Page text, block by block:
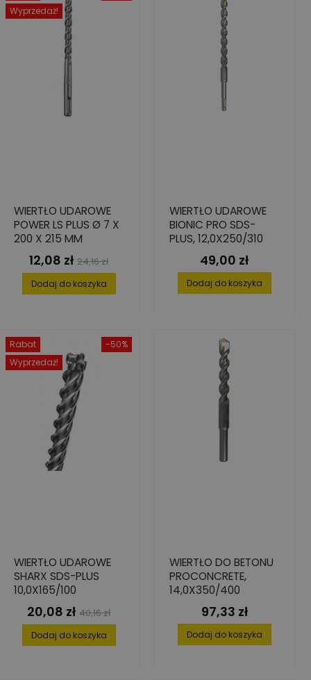
Wyprzedaż!
WIERTŁO UDAROWE
POWER LS PLUS Ø 7 X
200 X 215 MM
Cena
12,08 zł Cena
podstawowa
24,16 zł
Dodaj do koszyka
WIERTŁO UDAROWE
BIONIC PRO SDS-
PLUS, 12,0X250/310
Cena
49,00 zł
Dodaj do koszyka
-50%
Rabat
Wyprzedaż!
WIERTŁO UDAROWE
SHARX SDS-PLUS
10,0X165/100
Cena
20,08 zł Cena
podstawowa
40,16 zł
Dodaj do koszyka
WIERTŁO DO BETONU
PROCONCRETE,
14,0X350/400
Cena
97,33 zł
Dodaj do koszyka